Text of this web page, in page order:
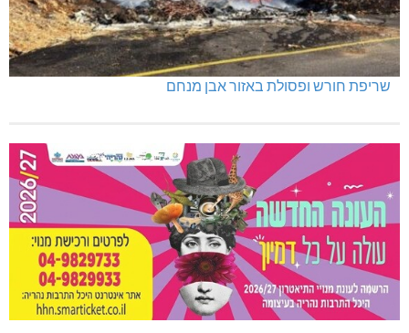
שריפת חורש ופסולת באזור אבן מנחם